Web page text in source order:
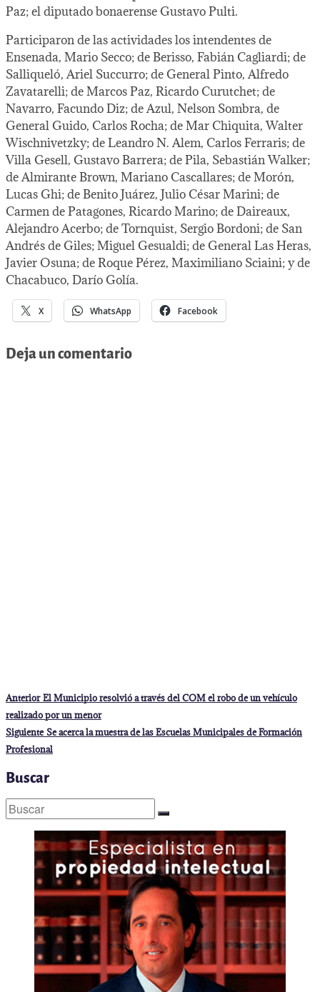
Paz; el diputado bonaerense Gustavo Pulti.
Participaron de las actividades los intendentes de
Ensenada, Mario Secco; de Berisso, Fabián Cagliardi; de
Salliqueló, Ariel Succurro; de General Pinto, Alfredo
Zavatarelli; de Marcos Paz, Ricardo Curutchet; de
Navarro, Facundo Diz; de Azul, Nelson Sombra, de
General Guido, Carlos Rocha; de Mar Chiquita, Walter
Wischnivetzky; de Leandro N. Alem, Carlos Ferraris; de
Villa Gesell, Gustavo Barrera; de Pila, Sebastián Walker;
de Almirante Brown, Mariano Cascallares; de Morón,
Lucas Ghi; de Benito Juárez, Julio César Marini; de
Carmen de Patagones, Ricardo Marino; de Daireaux,
Alejandro Acerbo; de Tornquist, Sergio Bordoni; de San
Andrés de Giles; Miguel Gesualdi; de General Las Heras,
Javier Osuna; de Roque Pérez, Maximiliano Sciaini; y de
Chacabuco, Darío Golía.
X WhatsApp Facebook
Deja un comentario
Navegación
de
entradas
Anterior Entrada
El Municipio resolvió a través del COM el robo de un vehículo
realizado por un menor
Siguiente Entrada
Se acerca la muestra de las Escuelas Municipales de Formación
Profesional
Buscar
Buscar